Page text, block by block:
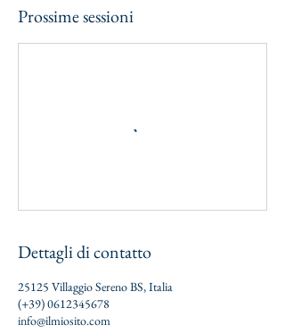
Prossime sessioni
Dettagli di contatto
25125 Villaggio Sereno BS, Italia
(+39) 0612345678
info@ilmiosito.com